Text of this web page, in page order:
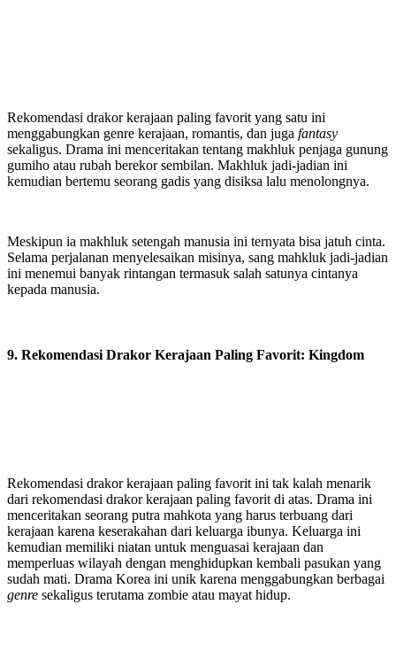
Rekomendasi drakor kerajaan paling favorit yang satu ini
menggabungkan genre kerajaan, romantis, dan juga fantasy
sekaligus. Drama ini menceritakan tentang makhluk penjaga gunung
gumiho atau rubah berekor sembilan. Makhluk jadi-jadian ini
kemudian bertemu seorang gadis yang disiksa lalu menolongnya.
Meskipun ia makhluk setengah manusia ini ternyata bisa jatuh cinta.
Selama perjalanan menyelesaikan misinya, sang mahkluk jadi-jadian
ini menemui banyak rintangan termasuk salah satunya cintanya
kepada manusia.
9. Rekomendasi Drakor Kerajaan Paling Favorit: Kingdom
Rekomendasi drakor kerajaan paling favorit ini tak kalah menarik
dari rekomendasi drakor kerajaan paling favorit di atas. Drama ini
menceritakan seorang putra mahkota yang harus terbuang dari
kerajaan karena keserakahan dari keluarga ibunya. Keluarga ini
kemudian memiliki niatan untuk menguasai kerajaan dan
memperluas wilayah dengan menghidupkan kembali pasukan yang
sudah mati. Drama Korea ini unik karena menggabungkan berbagai
genre sekaligus terutama zombie atau mayat hidup.